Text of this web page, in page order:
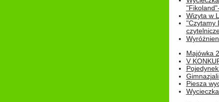
Wizyta w
"Czytamy
Majówka
V
Piesza